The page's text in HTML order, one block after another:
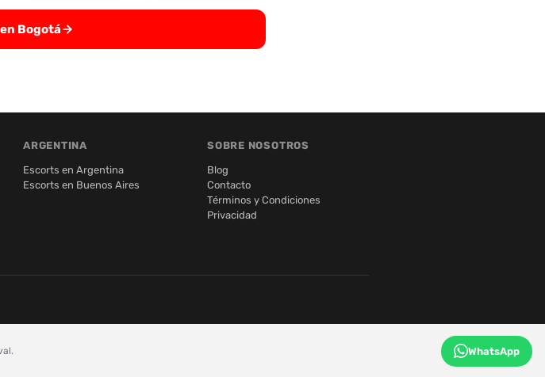
Bogotá
WhatsApp
ARGENTINA
Escorts en Argentina
Escorts en Buenos Aires
SOBRE NOSOTROS
Blog
Contacto
Términos y Condiciones
Privacidad